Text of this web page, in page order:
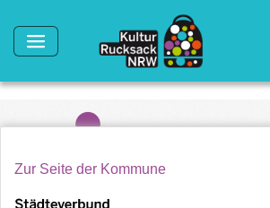
Zur Seite der Kommune